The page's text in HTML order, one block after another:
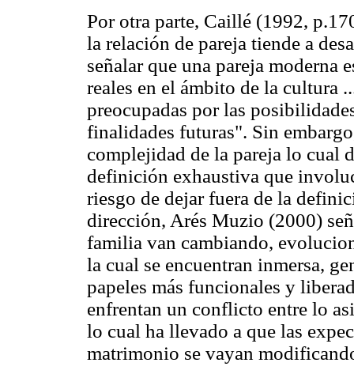
Por otra parte, Caillé (1992,
la relación de pareja tiende a
señalar que una pareja moderna
reales en el ámbito de la cultura
preocupadas por las
finalidades futuras". Sin
complejidad de la pareja lo cual
definición exhaustiva que
riesgo de dejar fuera de la
dirección, Arés Muzio (2000)
familia van cambiando,
la cual se encuentran inmersa,
papeles más funcionales y
enfrentan un conflicto entre lo
lo cual ha llevado a que las
matrimonio se vayan